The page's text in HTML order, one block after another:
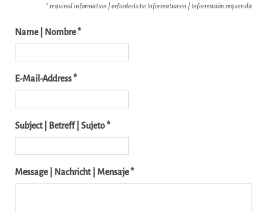
* required information | erforderliche Informationen | Información requerida
Name | Nombre *
E-Mail-Address *
Subject | Betreff | Sujeto *
Message | Nachricht | Mensaje *